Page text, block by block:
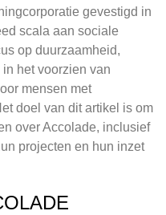
gevestigd in
scala aan sociale
op duurzaamheid,
het voorzien van
mensen met
doel van dit artikel is om
over Accolade, inclusief
projecten en hun inzet